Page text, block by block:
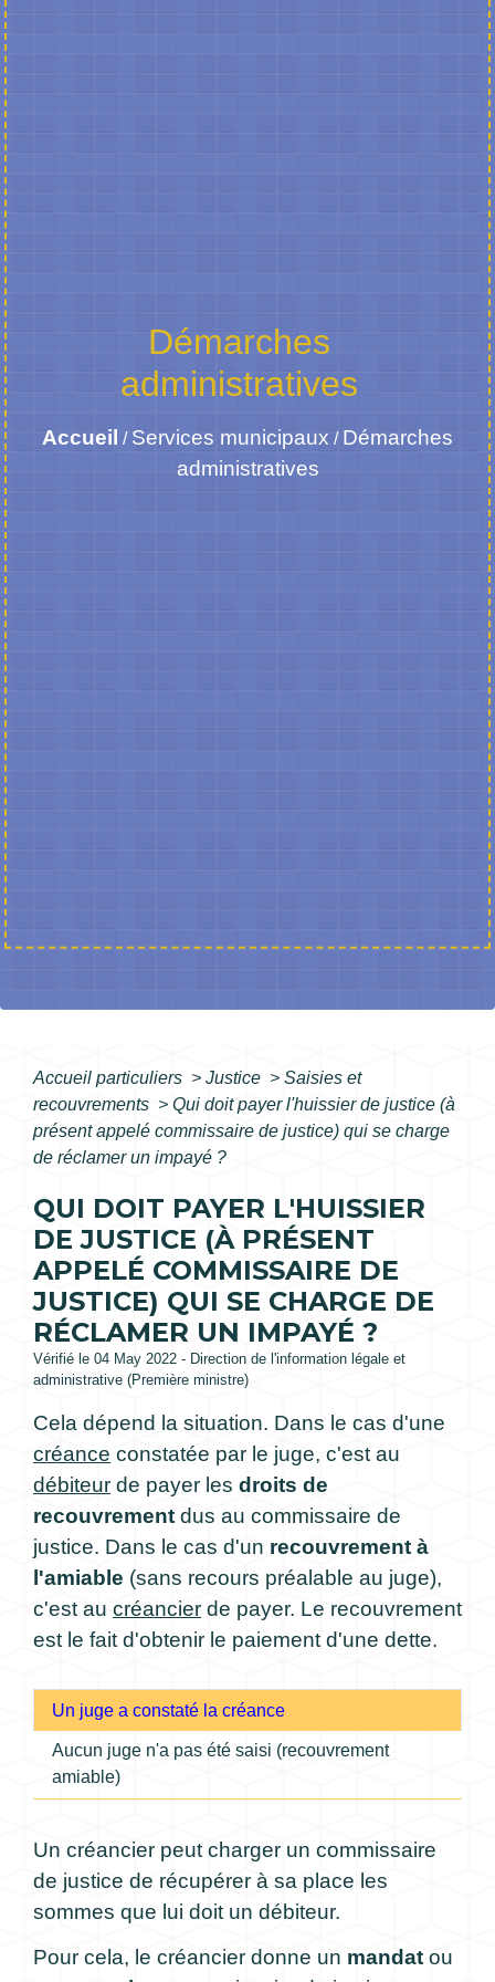
Démarches
administratives
Accueil / Services municipaux / Démarches
administratives
Accueil particuliers > Justice > Saisies et
recouvrements > Qui doit payer l'huissier de justice (à
présent appelé commissaire de justice) qui se charge
de réclamer un impayé ?
QUI DOIT PAYER L'HUISSIER
DE JUSTICE (À PRÉSENT
APPELÉ COMMISSAIRE DE
JUSTICE) QUI SE CHARGE DE
RÉCLAMER UN IMPAYÉ ?
Vérifié le 04 May 2022 - Direction de l'information légale et
administrative (Première ministre)
Cela dépend la situation. Dans le cas d'une
créance constatée par le juge, c'est au
débiteur de payer les droits de
recouvrement dus au commissaire de
justice. Dans le cas d'un recouvrement à
l'amiable (sans recours préalable au juge),
c'est au créancier de payer. Le recouvrement
est le fait d'obtenir le paiement d'une dette.
Un juge a constaté la créance
Aucun juge n'a pas été saisi (recouvrement
amiable)
Un créancier peut charger un commissaire
de justice de récupérer à sa place les
sommes que lui doit un débiteur.
Pour cela, le créancier donne un mandat ou